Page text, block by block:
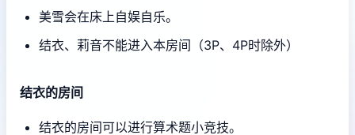
美雪会在床上自娱自乐。
结衣、莉音不能进入本房间（3P、4P时除外）
结衣的房间
结衣的房间可以进行算术题小竞技。